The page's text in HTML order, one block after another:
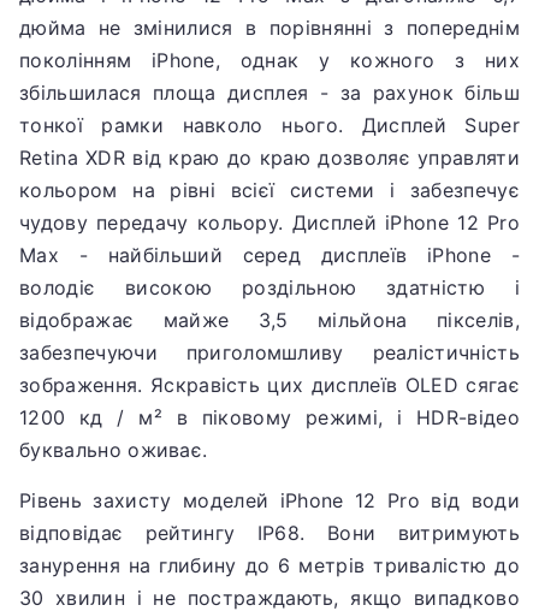
дюйма не змінилися в порівнянні з попереднім
поколінням iPhone, однак у кожного з них
збільшилася площа дисплея - за рахунок більш
тонкої рамки навколо нього. Дисплей Super
Retina XDR від краю до краю дозволяє управляти
кольором на рівні всієї системи і забезпечує
чудову передачу кольору. Дисплей iPhone 12 Pro
Max - найбільший серед дисплеїв iPhone -
володіє високою роздільною здатністю і
відображає майже 3,5 мільйона пікселів,
забезпечуючи приголомшливу реалістичність
зображення. Яскравість цих дисплеїв OLED сягає
1200 кд / м² в піковому режимі, і HDR-відео
буквально оживає.
Рівень захисту моделей iPhone 12 Pro від води
відповідає рейтингу IP68. Вони витримують
занурення на глибину до 6 метрів тривалістю до
30 хвилин і не постраждають, якщо випадково